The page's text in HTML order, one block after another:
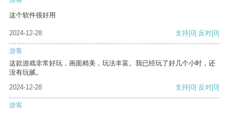
这个软件很好用
2024-12-28 支持[0] 反对[0]
游客
这款游戏非常好玩，画面精美，玩法丰富。我已经玩了好几个小时，还
没有玩腻。
2024-12-28
支持[0] 反对[0]
游客